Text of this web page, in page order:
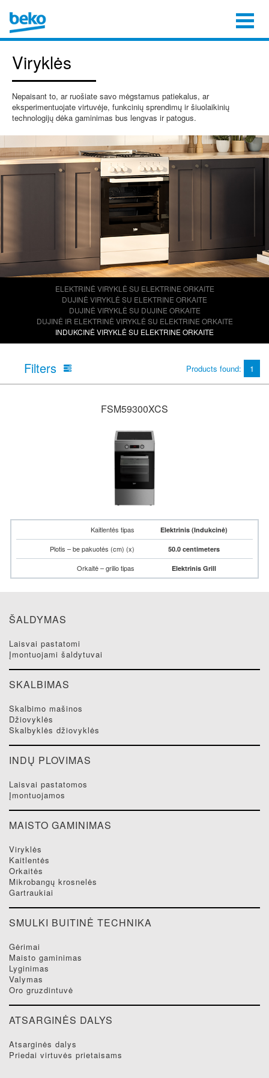
Viryklės
Nepaisant to, ar ruošiate savo mėgstamus patiekalus, ar
eksperimentuojate virtuvėje, funkcinių sprendimų ir šiuolaikinių
technologijų dėka gaminimas bus lengvas ir patogus.
ELEKTRINĖ VIRYKLĖ SU ELEKTRINE ORKAITE
DUJINĖ VIRYKLĖ SU ELEKTRINE ORKAITE
DUJINĖ VIRYKLĖ SU DUJINE ORKAITE
DUJINĖ IR ELEKTRINĖ VIRYKLĖ SU ELEKTRINE ORKAITE
INDUKCINĖ VIRYKLĖ SU ELEKTRINE ORKAITE
Filters Products found: 1
FSM59300XCS
Kaitlentės tipas Elektrinis (Indukcinė)
Plotis – be pakuotės (cm) (x) 50.0 centimeters
Orkaitė – grilio tipas Elektrinis Grill
ŠALDYMAS
laisvai pastatomi
įmontuojami šaldytuvai
SKALBIMAS
skalbimo mašinos
džiovyklės
skalbyklės džiovyklės
INDŲ PLOVIMAS
laisvai pastatomos
įmontuojamos
MAISTO GAMINIMAS
viryklės
kaitlentės
orkaitės
mikrobangų krosnelės
gartraukiai
SMULKI BUITINĖ TECHNIKA
gėrimai
maisto gaminimas
lyginimas
valymas
oro gruzdintuvė
ATSARGINĖS DALYS
atsarginės dalys
priedai virtuvės prietaisams